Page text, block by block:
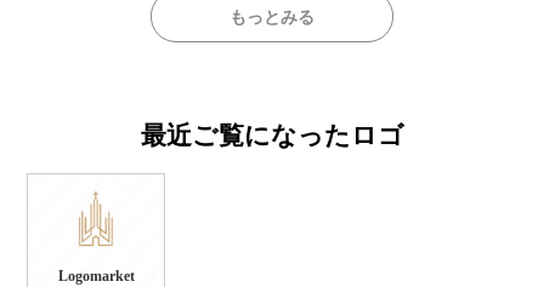
もっとみる
最近ご覧になったロゴ
Logomarket